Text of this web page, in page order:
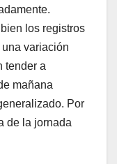
los registros
variación
tender a
mañana
Por
de la jornada